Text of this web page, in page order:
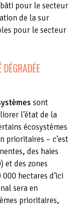
pour le secteur
de la sur
pour le secteur
sont
l’état de la
écosystèmes
prioritaires – c’est
des haies
et des zones
hectares d’ici
sera en
prioritaires,